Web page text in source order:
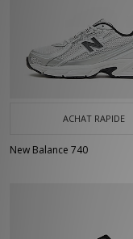
ACHAT RAPIDE
New Balance 740